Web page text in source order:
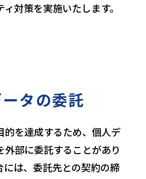
対策を実施いたします。
タの委託
的を達成するため、個人デ
外部に委託することがあり
には、委託先との契約の締